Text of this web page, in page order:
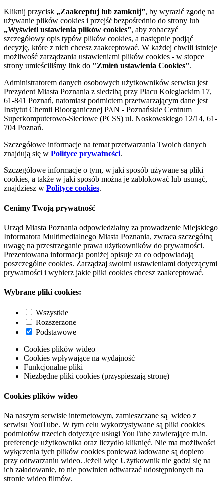
Kliknij przycisk „Zaakceptuj lub zamknij”, by wyrazić zgodę na
używanie plików cookies i przejść bezpośrednio do strony lub
„Wyświetl ustawienia plików cookies”, aby zobaczyć
szczegółowy opis typów plików cookies, a następnie podjąć
decyzję, które z nich chcesz zaakceptować. W każdej chwili istnieje
możliwość zarządzania ustawieniami plików cookies - w stopce
strony umieściliśmy link do "Zmień ustawienia Cookies".
Administratorem danych osobowych użytkowników serwisu jest
Prezydent Miasta Poznania z siedzibą przy Placu Kolegiackim 17,
61-841 Poznań, natomiast podmiotem przetwarzającym dane jest
Instytut Chemii Bioorganicznej PAN - Poznańskie Centrum
Superkomputerowo-Sieciowe (PCSS) ul. Noskowskiego 12/14, 61-
704 Poznań.
Szczegółowe informacje na temat przetwarzania Twoich danych
znajdują się w Polityce prywatności.
Szczegółowe informacje o tym, w jaki sposób używane są pliki
cookies, a także w jaki sposób można je zablokować lub usunąć,
znajdziesz w Polityce cookies.
Cenimy Twoją prywatność
Urząd Miasta Poznania odpowiedzialny za prowadzenie Miejskiego
Informatora Multimedialnego Miasta Poznania, zwraca szczególną
uwagę na przestrzeganie prawa użytkowników do prywatności.
Prezentowana informacja poniżej opisuje za co odpowiadają
poszczególne cookies. Zarządzaj swoimi ustawieniami dotyczącymi
prywatności i wybierz jakie pliki cookies chcesz zaakceptować.
Wybrane pliki cookies:
Wszystkie
Rozszerzone
Podstawowe
Cookies plików wideo
Cookies wpływające na wydajność
Funkcjonalne pliki
Niezbędne pliki cookies (przyspieszają stronę)
Cookies plików wideo
Na naszym serwisie internetowym, zamieszczane są wideo z
serwisu YouTube. W tym celu wykorzystywane są pliki cookies
podmiotów trzecich dotyczące usługi YouTube zawierające m.in.
preferencje użytkownika oraz liczydło kliknięć. Nie ma możliwości
wyłączenia tych plików cookies ponieważ ładowane są dopiero
przy odtwarzaniu wideo. Jeżeli więc Użytkownik nie godzi się na
ich załadowanie, to nie powinien odtwarzać udostępnionych na
stronie wideo filmów.